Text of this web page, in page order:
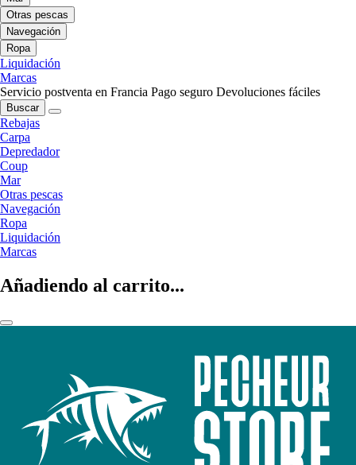
Otras pescas
Navegación
Ropa
Liquidación
Marcas
Servicio postventa en Francia Pago seguro Devoluciones fáciles
Buscar
Rebajas
Carpa
Depredador
Coup
Mar
Otras pescas
Navegación
Ropa
Liquidación
Marcas
Añadiendo al carrito...